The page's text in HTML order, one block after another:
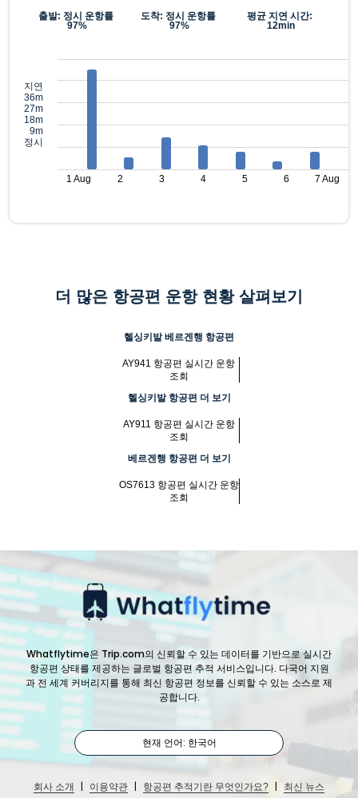
출발: 정시 운항률
97%
도착: 정시 운항률
97%
평균 지연 시간:
12min
지연
36m
27m
18m
9m
정시
1 Aug 2 3 4 5 6 7 Aug
더 많은 항공편 운항 현황 살펴보기
헬싱키발 베르겐행 항공편
AY941 항공편 실시간 운항
조회
헬싱키발 항공편 더 보기
AY911 항공편 실시간 운항
조회
베르겐행 항공편 더 보기
OS7613 항공편 실시간 운항
조회
Whatflytime은 Trip.com의 신뢰할 수 있는 데이터를 기반으로 실시간
항공편 상태를 제공하는 글로벌 항공편 추적 서비스입니다. 다국어 지원
과 전 세계 커버리지를 통해 최신 항공편 정보를 신뢰할 수 있는 소스로 제
공합니다.
현재 언어: 한국어
회사 소개 | 이용약관 | 항공편 추적기란 무엇인가요? | 최신 뉴스